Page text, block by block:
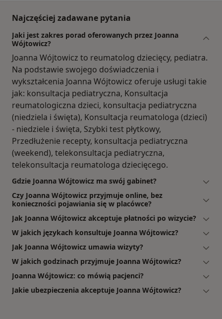
Najczęściej zadawane pytania
Jaki jest zakres porad oferowanych przez Joanna
Wójtowicz?
Joanna Wójtowicz to reumatolog dziecięcy, pediatra.
Na podstawie swojego doświadczenia i
wykształcenia Joanna Wójtowicz oferuje usługi takie
jak: konsultacja pediatryczna, Konsultacja
reumatologiczna dzieci, konsultacja pediatryczna
(niedziela i święta), Konsultacja reumatologa (dzieci)
- niedziele i święta, Szybki test płytkowy,
Przedłużenie recepty, konsultacja pediatryczna
(weekend), telekonsultacja pediatryczna,
telekonsultacja reumatologa dziecięcego.
Gdzie Joanna Wójtowicz ma swój gabinet?
Czy Joanna Wójtowicz przyjmuje online, bez
konieczności pojawiania się w placówce?
Jak Joanna Wójtowicz akceptuje płatności po wizycie?
W jakich językach konsultuje Joanna Wójtowicz?
Jak Joanna Wójtowicz umawia wizyty?
W jakich godzinach przyjmuje Joanna Wójtowicz?
Joanna Wójtowicz: co mówią pacjenci?
Jakie ubezpieczenia akceptuje Joanna Wójtowicz?